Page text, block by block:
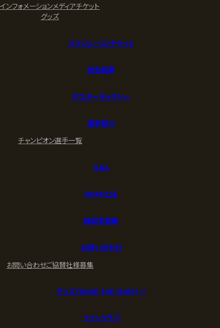
インフォメーションメディアチケット
グッズ
スケジュール/チケット
試合結果
ポスターギャラリー
選手紹介
チャンピオン選手一覧
Q&A
NOAHとは
練習生募集
お問い合わせ
お問い合わせご協賛社様募集
グッズ (NOAH THE SHOP) ↗︎
ファンクラブ